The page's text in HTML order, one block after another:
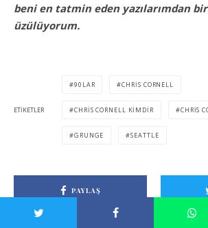
beni en tatmin eden yazılarımdan
üzülüyorum.
ETIKETLER
90LAR CHRIS CORNELL
CHRIS CORNELL KIMDIR CHRIS
GRUNGE SEATTLE
PAYLAŞ